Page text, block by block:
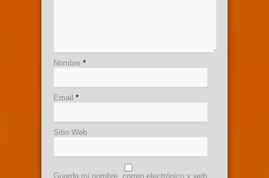
Nombre *
Email *
Sitio Web
Guarda mi nombre, correo electrónico y web